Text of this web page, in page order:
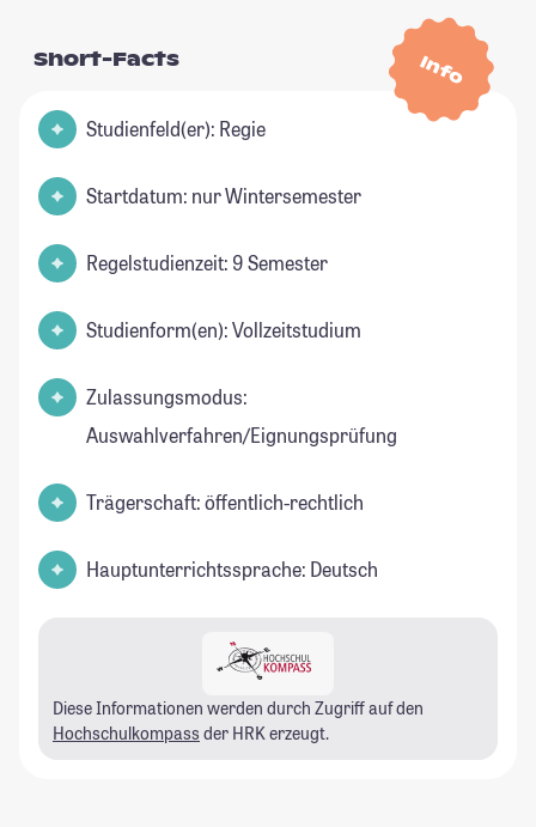
Info
Short-Facts
Studienfeld(er): Regie
Startdatum: nur Wintersemester
Regelstudienzeit: 9 Semester
Studienform(en): Vollzeitstudium
Zulassungsmodus:
Auswahlverfahren/Eignungsprüfung
Trägerschaft: öffentlich-rechtlich
Hauptunterrichtssprache: Deutsch
Diese Informationen werden durch Zugriff auf den
Hochschulkompass der HRK erzeugt.